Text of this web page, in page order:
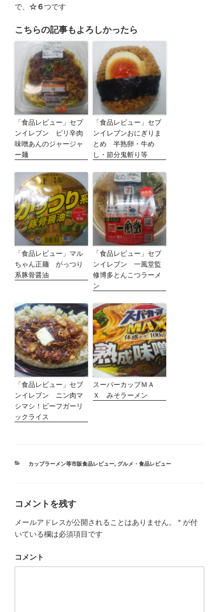
で、 ☆６つです
こちらの記事もよろしかったら
「食品レビュー」セブ
ンイレブン ピリ辛肉
味噌あんのジャージャ
ー麺
「食品レビュー」セブ
ンイレブンおにぎりま
とめ 半熟卵・牛め
し・節分鬼斬り等
「食品レビュー」マル
ちゃん正麺 がっつり
系豚骨醤油
「食品レビュー」セブ
ンイレブン 一風堂監
修博多とんこつラーメ
ン
「食品レビュー」セブ
ンイレブン ニン肉マ
シマシ！ビーフガーリ
ックライス
スーパーカップＭＡ
Ｘ みそラーメン
カ
ー
カップラーメン等市販食品レビュー, グルメ・食品レビュー
コメントを残す
メールアドレスが公開されることはありません。 * が付
いている欄は必須項目です
コメント